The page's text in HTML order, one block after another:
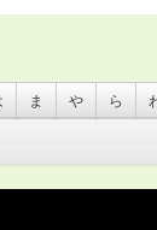
ま や ら
うちわ・オリンピ